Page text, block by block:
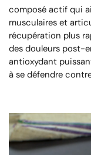
composé actif qui
musculaires et
récupération plus
des douleurs post-
antioxydant
à se défendre